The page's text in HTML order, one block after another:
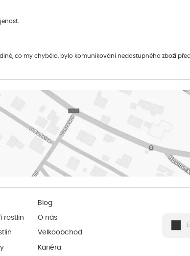
co my chybělo, bylo komunikování nedostupného zboží
rostlin
Blog
O nás
Velkoobchod
Kariéra